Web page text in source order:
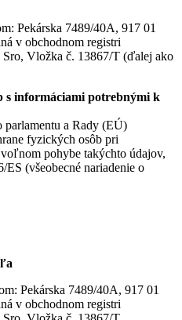
Pekárska 7489/40A, 917 01
v obchodnom registri
Vložka č. 13867/T (ďalej ako
s informáciami potrebnými k
parlamentu a Rady (EÚ)
fyzických osôb pri
pohybe takýchto údajov,
ES (všeobecné nariadenie o
Pekárska 7489/40A, 917 01
v obchodnom registri